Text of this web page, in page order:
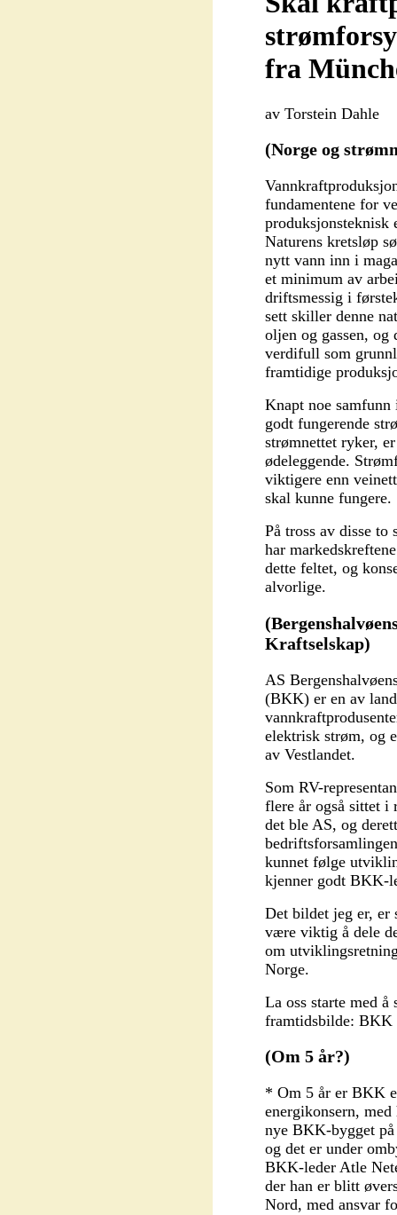
fra
av Torstein Dahle
(Norge og
fundamentene for
produksjonsteknisk
Naturens kretsløp
nytt vann inn i
et minimum av
driftsmessig i
sett skiller denne
oljen og gassen,
verdifull som
framtidige
Knapt noe samfunn
godt fungerende
strømnettet ryker,
ødeleggende.
viktigere enn
skal kunne fungere.
På tross av disse
har
dette feltet, og
alvorlige.
Kraftselskap)
AS
(BKK) er en av
elektrisk strøm, og
av Vestlandet.
Som RV-
flere år også sittet i
det ble AS, og
kunnet følge
kjenner godt BKK-
Det bildet jeg er, er
være viktig å dele
om
Norge.
La oss starte med
framtidsbilde: BKK
(Om 5 år?)
* Om 5 år er BKK
energikonsern,
nye BKK-bygget
og det er under
BKK-leder Atle
der han er blitt
Nord, med ansvar